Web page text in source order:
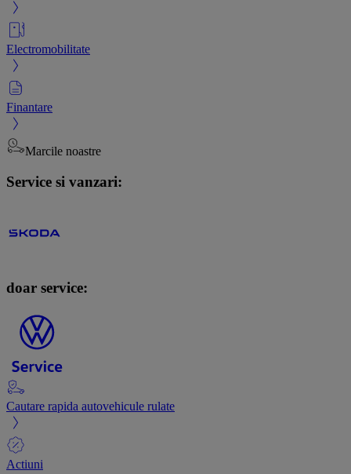
Electromobilitate
Finantare
Marcile noastre
Service si vanzari:
doar service:
Cautare rapida autovehicule rulate
Actiuni